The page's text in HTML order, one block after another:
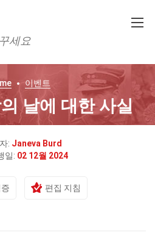
세요
이벤트
날에 대한 사실
: Janeva Burd
일: 02 12월 2024
편집 지침